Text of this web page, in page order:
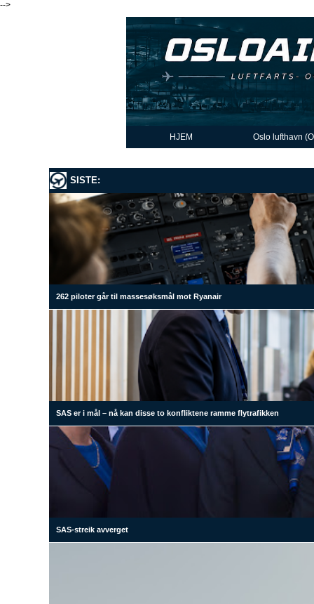
-->
HJEM Oslo lufthavn
SISTE:
262 piloter går til massesøksmål mot Ryanair
SAS er i mål – nå kan disse to konfliktene ramme flytrafikken
SAS-streik avverget